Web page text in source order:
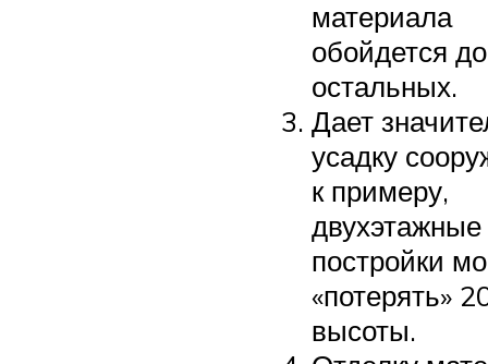
материала
обойдется
остальных.
Дает
усадку
к примеру,
двухэтажные
постройки
«потерять»
высоты.